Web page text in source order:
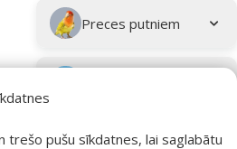
trešo pušu sīkdatnes, lai saglabātu
Preces putniem
Preces